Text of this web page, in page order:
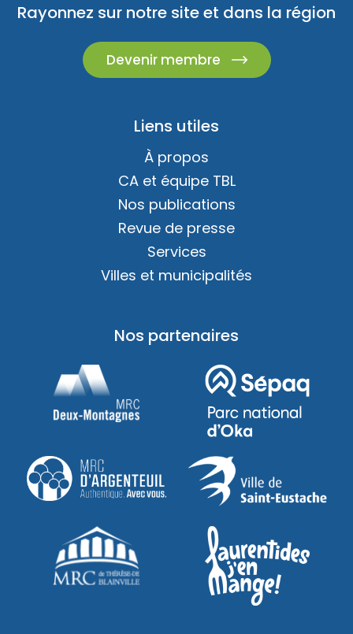
Rayonnez sur notre site et dans la région
Devenir membre
Liens utiles
À propos
CA et équipe TBL
Nos publications
Revue de presse
Services
Villes et municipalités
Nos partenaires